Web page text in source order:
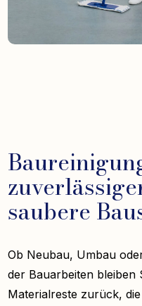
saubere
Ob Neubau, Umbau
der Bauarbeiten bleiben
Materialreste zurück,